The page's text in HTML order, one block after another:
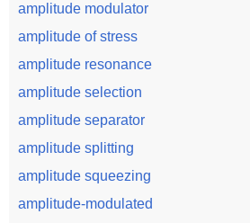
amplitude modulator
amplitude of stress
amplitude resonance
amplitude selection
amplitude separator
amplitude splitting
amplitude squeezing
amplitude-modulated